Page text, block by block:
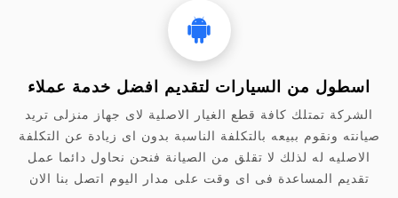
اسطول من السيارات لتقديم افضل خدمة عملاء
الشركة تمتلك كافة قطع الغيار الاصلية لاى جهاز منزلى تريد
صيانته ونقوم ببيعه بالتكلفة الناسبة بدون اى زيادة عن التكلفة
الاصليه له لذلك لا تقلق من الصيانة فنحن نحاول دائما عمل
تقديم المساعدة فى اى وقت على مدار اليوم اتصل بنا الان